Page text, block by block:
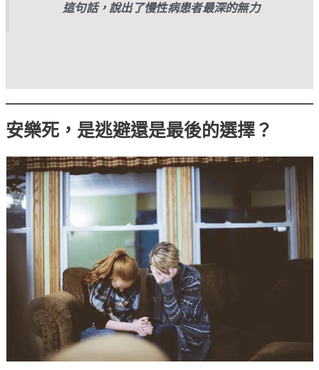
這句話，說出了慢性病患者最深的無力
安樂死，是逃避還是最後的選擇？